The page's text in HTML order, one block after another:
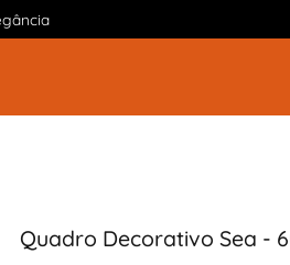
Quadro Decorativo Sea -